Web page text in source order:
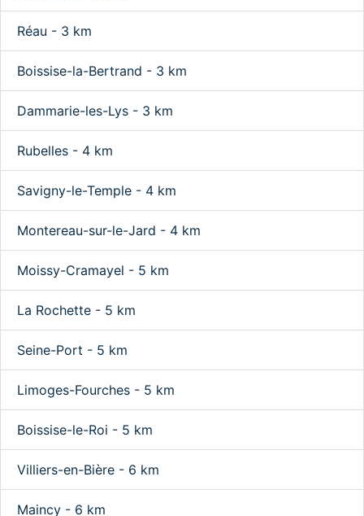
Réau - 3 km
Boissise-la-Bertrand - 3 km
Dammarie-les-Lys - 3 km
Rubelles - 4 km
Savigny-le-Temple - 4 km
Montereau-sur-le-Jard - 4 km
Moissy-Cramayel - 5 km
La Rochette - 5 km
Seine-Port - 5 km
Limoges-Fourches - 5 km
Boissise-le-Roi - 5 km
Villiers-en-Bière - 6 km
Maincy - 6 km